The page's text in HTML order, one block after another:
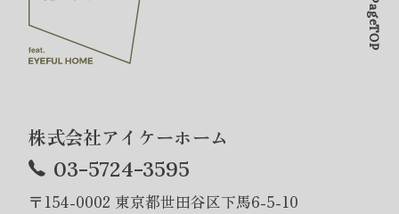
株式会社アイケーホーム
03-5724-3595
〒154-0002 東京都世田谷区下馬6-5-10
PageTOP